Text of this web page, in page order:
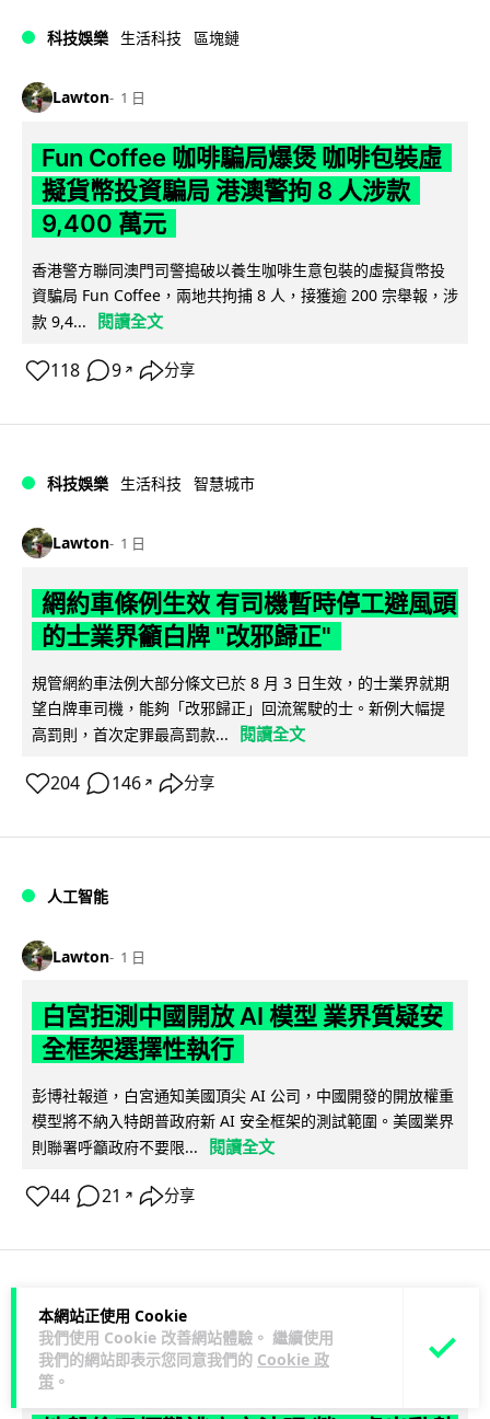
本網站正使用 Cookie
我們使用 Cookie 改善網站體驗。 繼續使用
我們的網站即表示您同意我們的 Cookie 政
策 。
科技娛樂 生活科技 區塊鏈
Lawton 1 日
Fun Coffee 咖啡騙局爆煲 咖啡包裝虛
擬貨幣投資騙局 港澳警拘 8 人涉款
9,400 萬元
香港警方聯同澳門司警搗破以養生咖啡生意包裝的虛擬貨幣投
資騙局 Fun Coffee，兩地共拘捕 8 人，接獲逾 200 宗舉報，涉
款 9,4...
閱讀全文
118 9 ↗ 分享
科技娛樂 生活科技 智慧城市
Lawton 1 日
網約車條例生效 有司機暫時停工避風頭
的士業界籲白牌 "改邪歸正"
規管網約車法例大部分條文已於 8 月 3 日生效，的士業界就期
望白牌車司機，能夠「改邪歸正」回流駕駛的士。新例大幅提
高罰則，首次定罪最高罰款...
閱讀全文
204 146 ↗ 分享
人工智能
Lawton 1 日
白宮拒測中國開放 AI 模型 業界質疑安
全框架選擇性執行
彭博社報道，白宮通知美國頂尖 AI 公司，中國開發的開放權重
模型將不納入特朗普政府新 AI 安全框架的測試範圍。美國業界
則聯署呼籲政府不要限...
閱讀全文
44 21 ↗ 分享
人工智能
Vin 1 日